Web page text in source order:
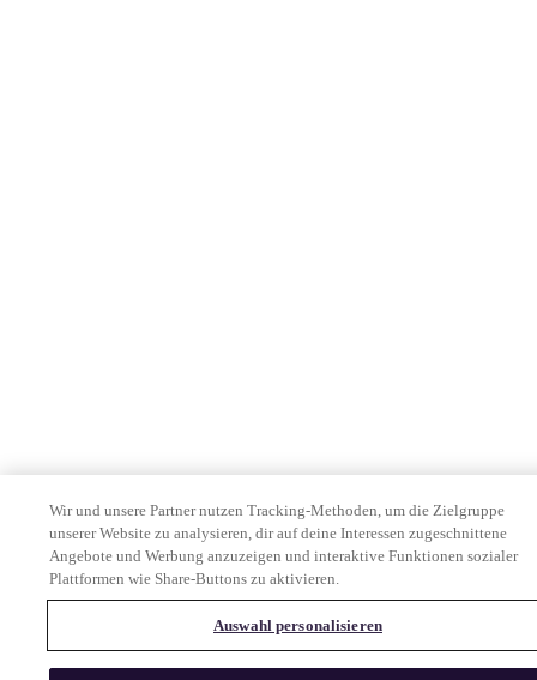
Wir und unsere Partner nutzen Tracking-Methoden, um die Zielgruppe
unserer Website zu analysieren, dir auf deine Interessen zugeschnittene
Angebote und Werbung anzuzeigen und interaktive Funktionen sozialer
Plattformen wie Share-Buttons zu aktivieren.
Auswahl personalisieren